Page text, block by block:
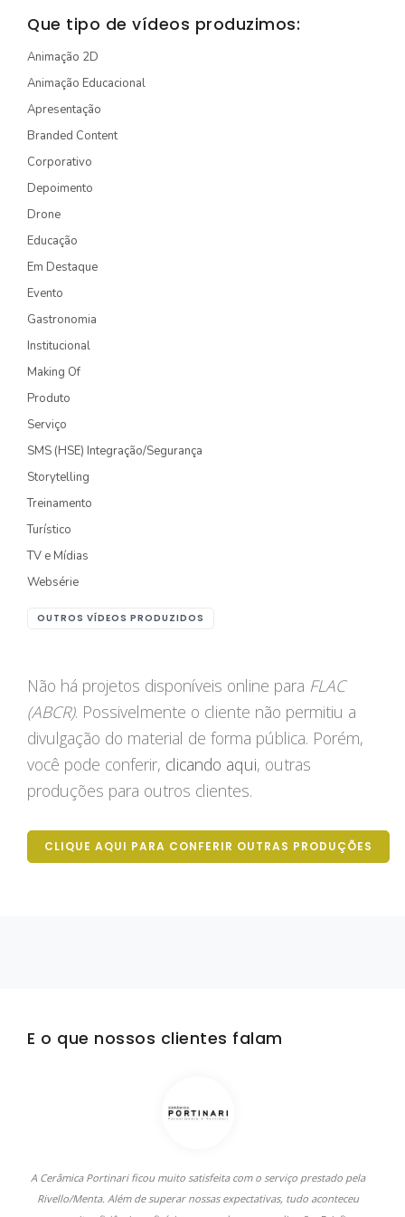
STORYTELLING
EDIÇÃO / CAPTAÇÃO
FOTOGRAFIA
ESTÚDIO
FOTO/VÍDEO
RECEITA / AULA
PRODUTO/SERVIÇO
INSTITUCIONAL
Que tipo de vídeos produzimos:
Animação 2D
Animação Educacional
Apresentação
Branded Content
Corporativo
Depoimento
Drone
Educação
Em Destaque
Evento
Gastronomia
Institucional
Making Of
Produto
Serviço
SMS (HSE) Integração/Segurança
Storytelling
Treinamento
Turístico
TV e Mídias
Websérie
OUTROS VÍDEOS PRODUZIDOS
Não há projetos disponíveis online para FLAC
(ABCR). Possivelmente o cliente não permitiu a
divulgação do material de forma pública. Porém,
você pode conferir, clicando aqui, outras
produções para outros clientes.
CLIQUE AQUI PARA CONFERIR OUTRAS PRODUÇÕES
E o que nossos clientes falam
A Cerâmica Portinari ficou muito satisfeita com o serviço prestado pela
Rivello/Menta. Além de superar nossas expectativas, tudo aconteceu